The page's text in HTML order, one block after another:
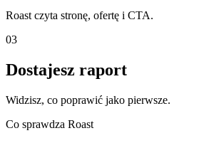
Roast czyta stronę, ofertę i CTA.
03
Dostajesz raport
Widzisz, co poprawić jako pierwsze.
Co sprawdza Roast